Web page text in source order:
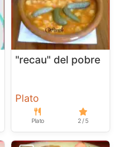
"recau" del pobre
Plato
Plato 2 / 5